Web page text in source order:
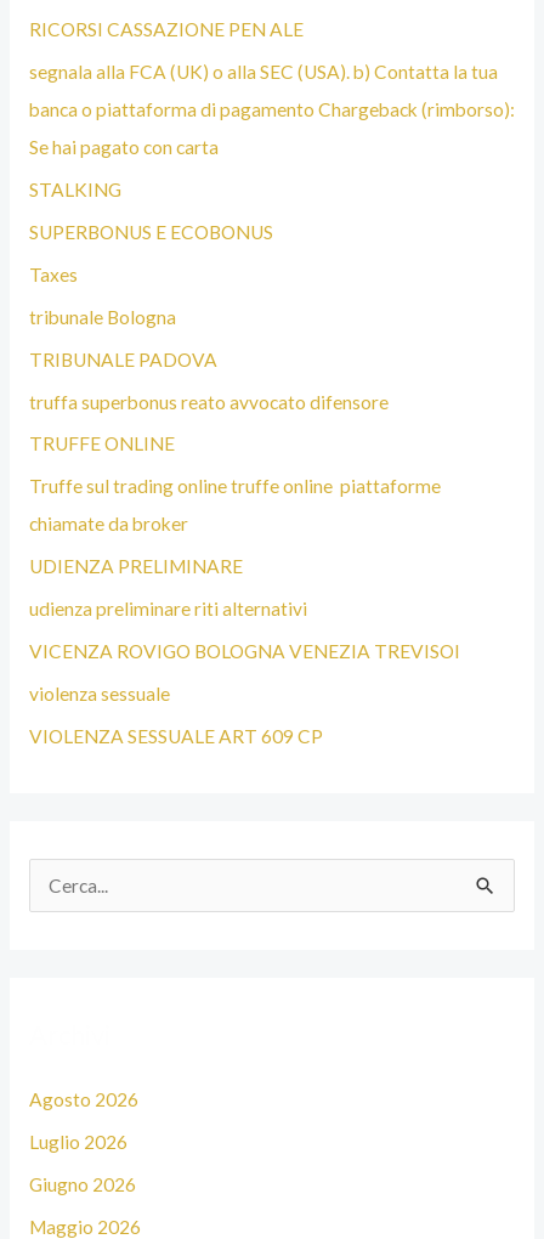
RICORSI CASSAZIONE PEN ALE
segnala alla FCA (UK) o alla SEC (USA). b) Contatta la tua
banca o piattaforma di pagamento Chargeback (rimborso):
Se hai pagato con carta
STALKING
SUPERBONUS E ECOBONUS
Taxes
tribunale Bologna
TRIBUNALE PADOVA
truffa superbonus reato avvocato difensore
TRUFFE ONLINE
Truffe sul trading online truffe online piattaforme
chiamate da broker
UDIENZA PRELIMINARE
udienza preliminare riti alternativi
VICENZA ROVIGO BOLOGNA VENEZIA TREVISOI
violenza sessuale
VIOLENZA SESSUALE ART 609 CP
Agosto 2026
Luglio 2026
Giugno 2026
Maggio 2026